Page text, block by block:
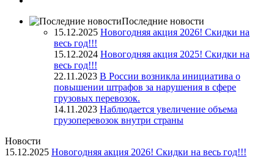
Последние новости
15.12.2025 Новогодняя акция 2026! Скидки на
весь год!!!
15.12.2024 Новогодняя акция 2025! Скидки на
весь год!!!
22.11.2023 В России возникла инициатива о
повышении штрафов за нарушения в сфере
грузовых перевозок.
14.11.2023 Наблюдается увеличение объема
грузоперевозок внутри страны
Новости
15.12.2025 Новогодняя акция 2026! Скидки на весь год!!!